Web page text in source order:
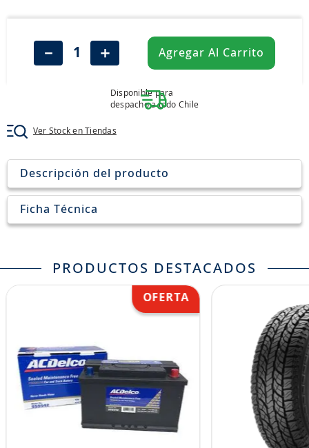
＋
－ Agregar Al Carrito
Disponible para
despacho a todo Chile
Ver Stock en Tiendas
Descripción del producto
Ficha Técnica
PRODUCTOS DESTACADOS
jockey john deere